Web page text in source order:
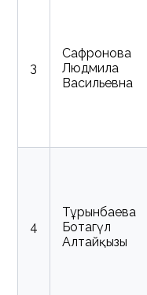
3
Сафронова
Людмила
Васильевна
4
Тұрғынбаева
Ботагүл
Алтайқызы